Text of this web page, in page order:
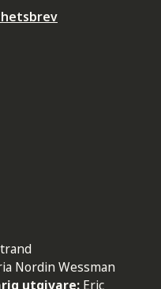
Nordin Wessman
utgivare: Eric